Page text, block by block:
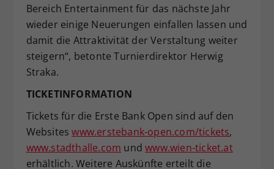
Bereich Entertainment für das nächste Jahr
wieder einige Neuerungen einfallen lassen und
damit die Attraktivität der Verstaltung weiter
steigern“, betonte Turnierdirektor Herwig
Straka.
TICKETINFORMATION
Tickets für die Erste Bank Open sind auf den
Websiteswww.erstebank-open.com/tickets,
www.stadthalle.com undwww.wien-ticket.at
erhältlich. Weitere Auskünfte erteilt die